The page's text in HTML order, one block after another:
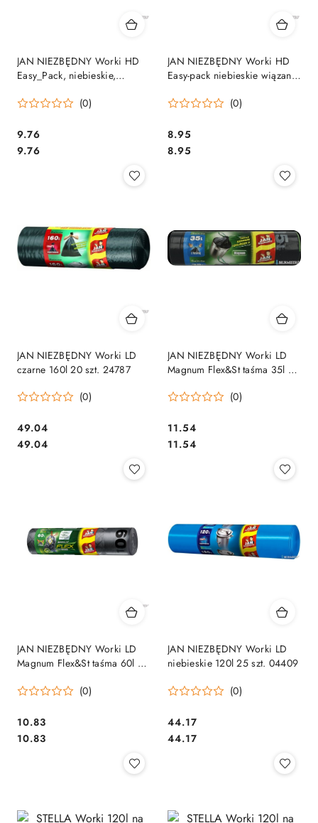
JAN NIEZBĘDNY Worki HD
Easy_Pack, niebieskie,
(0)
Cena:
9.76
Cena:
9.76
JAN NIEZBĘDNY Worki HD
Easy-pack niebieskie wiązane
papier 40760 (0)
Cena:
8.95
Cena:
8.95
JAN NIEZBĘDNY Worki LD
czarne 160l 20 szt. 24787
(0)
Cena:
49.04
Cena:
49.04
JAN NIEZBĘDNY Worki LD
Magnum Flex&St taśma 35l 15
(0)
Cena:
11.54
Cena:
11.54
JAN NIEZBĘDNY Worki LD
Magnum Flex&St taśma 60l 10
(0)
Cena:
10.83
Cena:
10.83
JAN NIEZBĘDNY Worki LD
niebieskie 120l 25 szt. 04409
(0)
Cena:
44.17
Cena:
44.17